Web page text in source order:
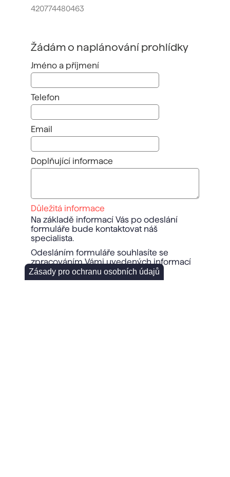
Zásady pro ochranu osobních údajů
420774480463
Žádám o naplánování prohlídky
Jméno a příjmení
Telefon
Email
Doplňující informace
Důležitá informace
Na základě informací Vás po odeslání
formuláře bude kontaktovat náš
specialista.
Odesláním formuláře souhlasíte se
zpracováním Vámi uvedených informací
za účelem zpracování, přípravy a
následného zpětného kontaktu.